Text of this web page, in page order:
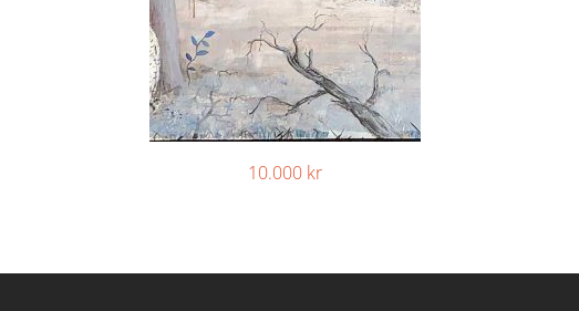
10.000 kr